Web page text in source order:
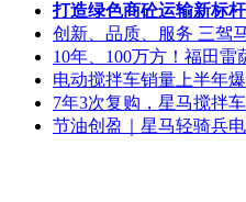
打造绿色商砼运输新标
创新、品质、服务 三驾
10年、100万方！福田雷
电动搅拌车销量上半年
7年3次复购，星马搅拌
节油创盈｜星马轻骑兵